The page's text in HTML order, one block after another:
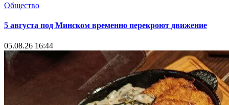
Общество
5 августа под Минском временно перекроют движение
05.08.26 16:44